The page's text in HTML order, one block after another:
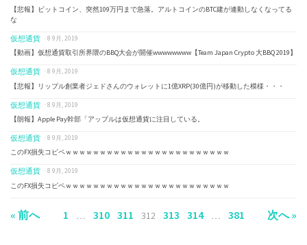
【悲報】ビットコイン、突然109万円まで急落。アルトコインのBTC建が連動しなくなってる
な
仮想通貨 · 8 9月, 2019
【動画】仮想通貨取引所界隈のBBQ大会が開催wwwwwwww【Team Japan Crypto 大BBQ 2019】
仮想通貨 · 8 9月, 2019
【悲報】リップル創業者ジェドさんのウォレットに1億XRP(30億円)が移動した模様・・・
仮想通貨 · 8 9月, 2019
【朗報】Apple Pay幹部「アップルは仮想通貨に注目している。
仮想通貨 · 8 9月, 2019
このFX損失コピペｗｗｗｗｗｗｗｗｗｗｗｗｗｗｗｗｗｗｗｗｗｗｗｗ
仮想通貨 · 8 9月, 2019
このFX損失コピペｗｗｗｗｗｗｗｗｗｗｗｗｗｗｗｗｗｗｗｗｗｗｗｗ
« 前へ 1 … 310 311 312 313 314 … 381 次へ »